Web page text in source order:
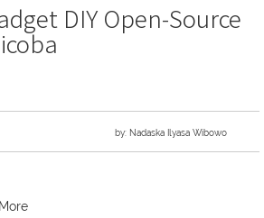
DIY Open-Source
by: Nadaska Ilyasa Wibowo